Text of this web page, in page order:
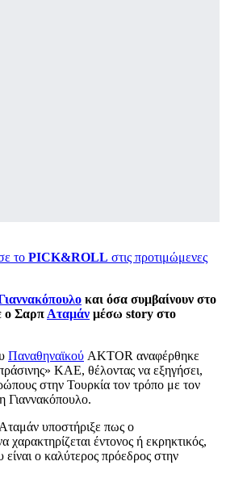
το PICK&ROLL στις προτιμώμενες
και όσα συμβαίνουν στο
ο Σαρπ Αταμάν μέσω story στο
Παναθηναϊκού AKTOR αναφέρθηκε
ΚΑΕ, θέλοντας να εξηγήσει,
στην Τουρκία τον τρόπο με τον
Γιαννακόπουλο.
υποστήριξε πως ο
χαρακτηρίζεται έντονος ή εκρηκτικός,
ο καλύτερος πρόεδρος στην